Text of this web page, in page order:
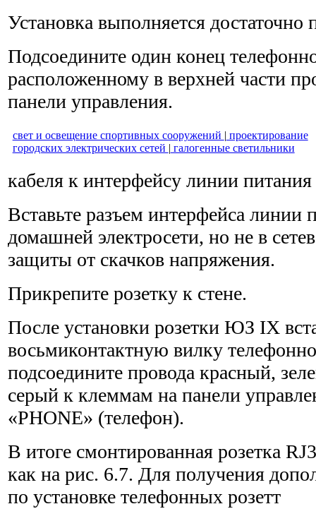
Установка выполняется достаточно
Подсоедините один конец
расположенному в верхней части
панели управления.
свет и освещение спортивных сооружений | проектирование
городских электрических сетей | галогенные светильники
кабеля к интерфейсу линии
Вставьте разъем интерфейса
домашней электро­сети, но не в
защиты от скачков напряжения.
Прикрепите розетку к стене.
После установки розетки ЮЗ IX
восьмиконтактную вилку
подсоедините провода красный,
серый к клеммам на панели
«PHONE» (телефон).
В итоге смонтированная розетка
как на рис. 6.7. Для получения
по установке телефонных розетт